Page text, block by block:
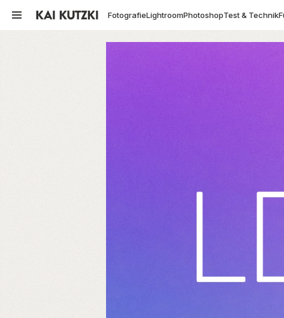
FotografieLightroomPhotoshopTest & Technik